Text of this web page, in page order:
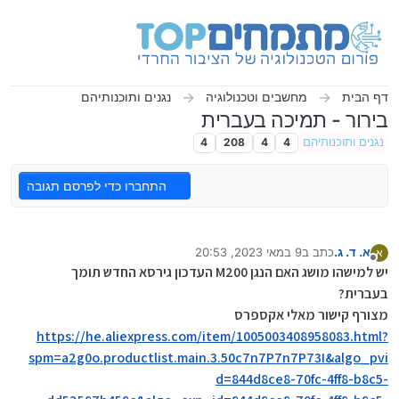
דף הבית מחשבים וטכנולוגיה נגנים ותוכנותיהם
בירור - תמיכה בעברית
נגנים ותוכנותיהם 4
4
208
4
התחברו כדי לפרסם תגובה
א
מנותק
א. ד. ג.כתב ב9 במאי 2023, 20:53
נערך לאחרונה על ידי א. ד. ג.
יש למישהו מושג האם הנגן M200 העדכון גירסא החדש תומך
בעברית?
מצורף קישור מאלי אקספרס
https://he.aliexpress.com/item/1005003408958083.html?
spm=a2g0o.productlist.main.3.50c7n7P7n7P73I&algo_pvi
d=844d8ce8-70fc-4ff8-b8c5-